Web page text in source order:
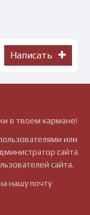
Написать
в твоем кармане!
или
сайта
сайта.
нашу почту